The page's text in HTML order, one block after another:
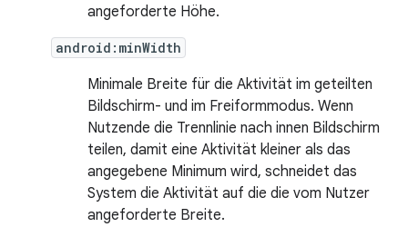
angeforderte Höhe.
android:minWidth
Minimale Breite für die Aktivität im geteilten
Bildschirm- und im Freiformmodus. Wenn
Nutzende die Trennlinie nach innen Bildschirm
teilen, damit eine Aktivität kleiner als das
angegebene Minimum wird, schneidet das
System die Aktivität auf die die vom Nutzer
angeforderte Breite.